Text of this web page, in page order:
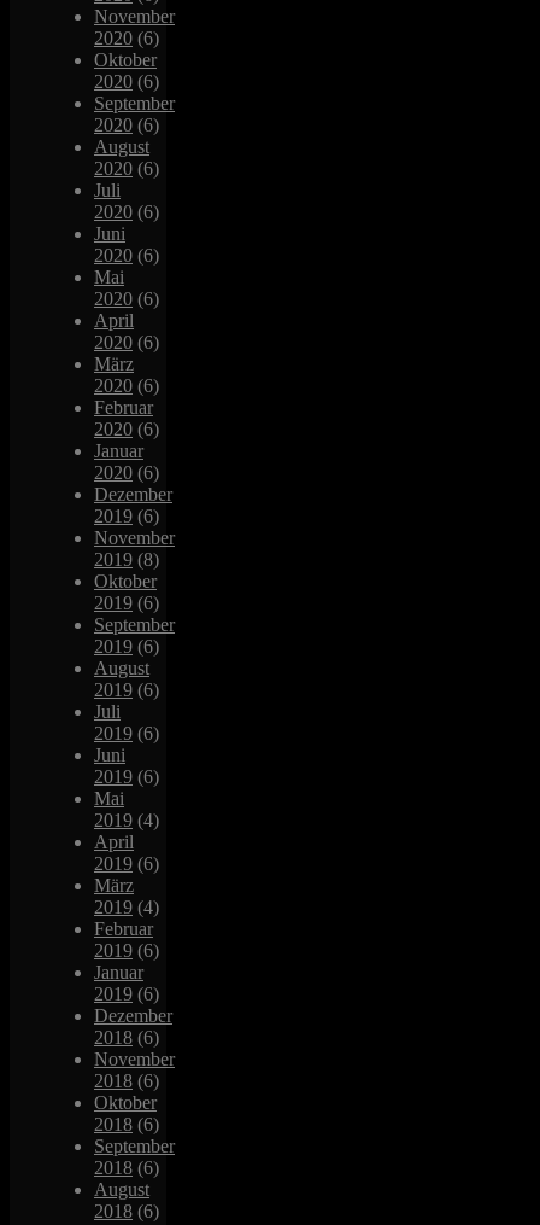
November
2020 (6)
Oktober
2020 (6)
September
2020 (6)
August
2020 (6)
Juli
2020 (6)
Juni
2020 (6)
Mai
2020 (6)
April
2020 (6)
März
2020 (6)
Februar
2020 (6)
Januar
2020 (6)
Dezember
2019 (6)
November
2019 (8)
Oktober
2019 (6)
September
2019 (6)
August
2019 (6)
Juli
2019 (6)
Juni
2019 (6)
Mai
2019 (4)
April
2019 (6)
März
2019 (4)
Februar
2019 (6)
Januar
2019 (6)
Dezember
2018 (6)
November
2018 (6)
Oktober
2018 (6)
September
2018 (6)
August
2018 (6)